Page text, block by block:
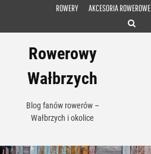
ROWERY AKCESORIA ROWEROWE
Rowerowy
Wałbrzych
Blog fanów rowerów –
Wałbrzych i okolice